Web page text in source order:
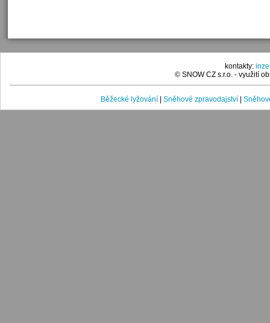
kontakty:
© SNOW CZ s.r.o. - využití
Běžecké lyžování Sněhové zpravodajství